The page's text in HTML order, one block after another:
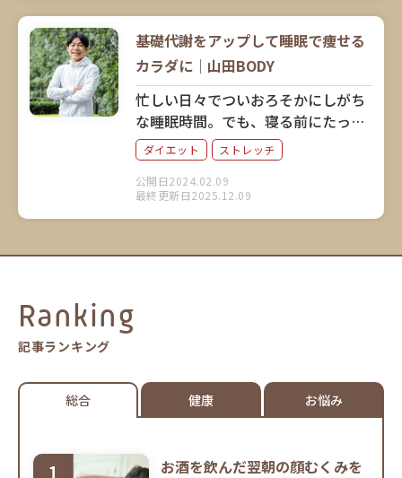
基礎代謝をアップして睡眠で痩せる
カラダに｜山田BODY
ダイエット ストレッチ
公開日2024.02.09
最終更新日2025.12.09
忙しい日々でついおろそかにしがち
な睡眠時間。でも、寝る前にたった
3分簡単なストレッチをするだけで、
睡眠時間にダイエットできるとした
ら？ プロストレッチトレーナーで
お笑い芸人でもある山田BODYさん
てお話を伺いました。
Ranking
記事ランキング
総合 健康 お悩み
お酒を飲んだ翌朝の顔むくみを